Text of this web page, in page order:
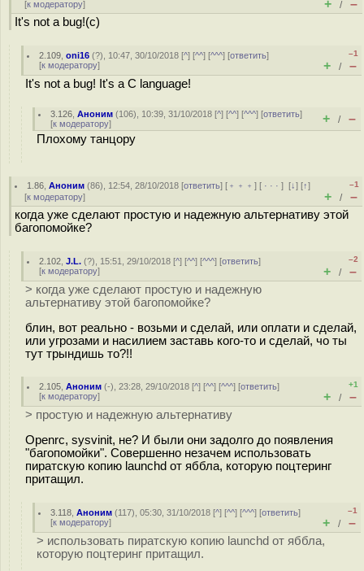
[к модератору] + / –
It's not a bug!(c)
2.109 ,oni16 (?), 10:47, 30/10/2018 [^] [^^] [^^^] [ответить]
[к модератору]
–1
+ / –
It's not a bug! It's a C language!
3.126 ,Аноним (106), 10:39, 31/10/2018 [^] [^^] [^^^] [ответить]
[к модератору] + / –
Плохому танцору
1.86 ,Аноним (86), 12:54, 28/10/2018 [ответить] [ ﹢﹢﹢] [ · · ·][↓] [↑]
[к модератору]
–1
+ / –
когда уже сделают простую и надежную альтернативу этой
багопомойке?
2.102 ,J.L. (?), 15:51, 29/10/2018 [^] [^^] [^^^] [ответить]
[к модератору]
–2
+ / –
> когда уже сделают простую и надежную
альтернативу этой багопомойке?
блин, вот реально - возьми и сделай, или оплати и сделай,
или угрозами и насилием заставь кого-то и сделай, чо ты
тут трындишь то?!!
2.105 ,Аноним (-), 23:28, 29/10/2018 [^] [^^] [^^^] [ответить]
[к модератору]
+1
+ / –
> простую и надежную альтернативу
Openrc, sysvinit, не? И были они задолго до появления
"багопомойки". Совершенно незачем использовать
пиратскую копию launchd от яббла, которую поцтеринг
притащил.
3.118 ,Аноним (117), 05:30, 31/10/2018 [^] [^^] [^^^] [ответить]
[к модератору]
–1
+ / –
> использовать пиратскую копию launchd от яббла,
которую поцтеринг притащил.